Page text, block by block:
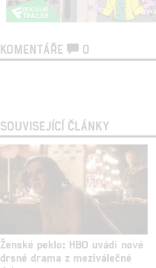
KOMENTÁŘE 0
SOUVISEJÍCÍ ČLÁNKY
Ženské peklo: HBO uvádí nové
drsné drama z meziválečné